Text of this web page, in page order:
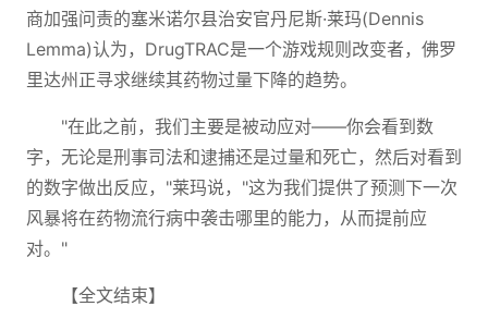
商加强问责的塞米诺尔县治安官丹尼斯·莱玛(Dennis
Lemma)认为，DrugTRAC是一个游戏规则改变者，佛罗
里达州正寻求继续其药物过量下降的趋势。
"在此之前，我们主要是被动应对——你会看到数
字，无论是刑事司法和逮捕还是过量和死亡，然后对看到
的数字做出反应，"莱玛说，"这为我们提供了预测下一次
风暴将在药物流行病中袭击哪里的能力，从而提前应
对。"
【全文结束】